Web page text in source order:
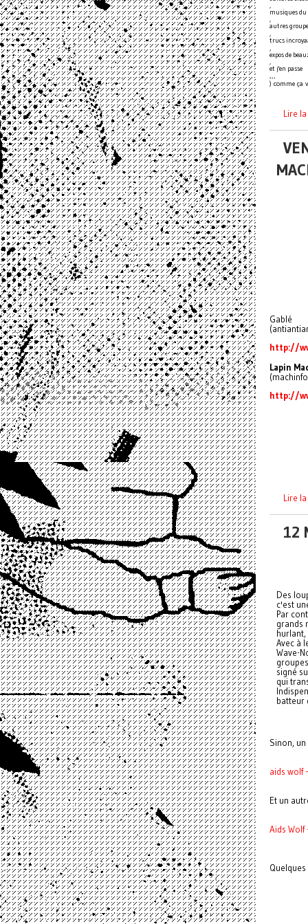
musiques du
,
autres
,
trucs
,
expos de
,
et j'en passe
…
) comme ça
Lire
Gablé
http://
Lapin
http://
Lire
12
Des
c'est
Par
grands
hurlant,
Avec à
Wave-
signé
qui
batteur
Sinon,
aids wolf
Et un
Aids Wolf